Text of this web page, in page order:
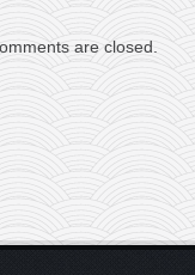
are closed.